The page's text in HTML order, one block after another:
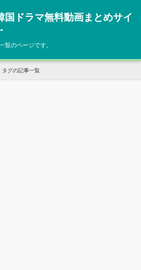
国ドラマ無料動画まとめサイ
覧のページです。
タグの記事一覧